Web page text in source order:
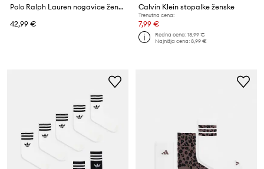
Polo Ralph Lauren nogavice ženske z bombažem paket 6 kosov
42,99 €
Calvin Klein stopalke ženske
Trenutna cena:
7,99 €
Redna cena:13,99 €
Najnižja cena:8,99 €